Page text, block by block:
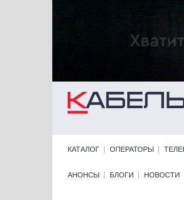
Перейти к основному содержанию
КАТАЛОГ ОПЕРАТОРЫ
Primary links bottom
АНОНСЫ БЛОГИ НОВОСТИ